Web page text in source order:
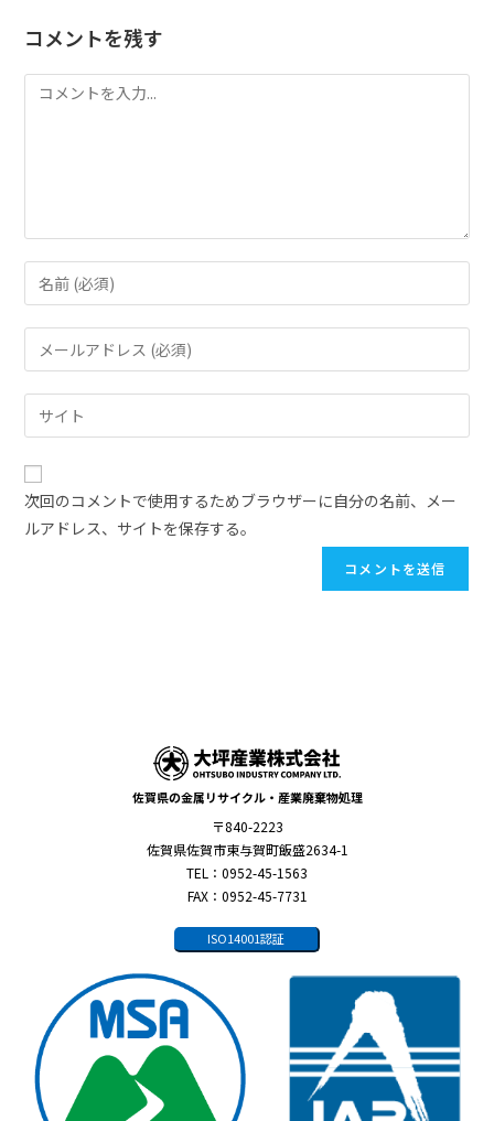
コメントを残す
次回のコメントで使用するためブラウザーに自分の名前、メー
ルアドレス、サイトを保存する。
佐賀県の金属リサイクル・産業廃棄物処理
〒840-2223
佐賀県佐賀市東与賀町飯盛2634-1
TEL：0952-45-1563
FAX：0952-45-7731
ISO14001認証